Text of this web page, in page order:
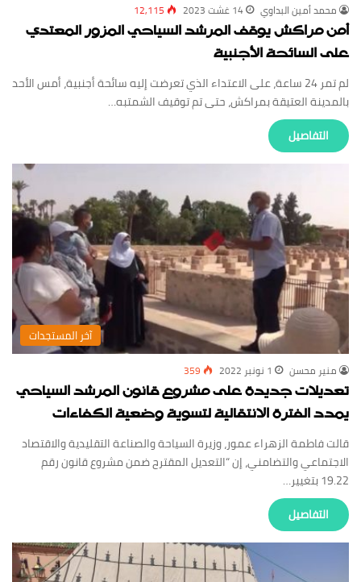
محمد أمين البداوي 14 غشت 2023 12,115
أمن مراكش يوقف المرشد السياحي المزور المعتدي
على السائحة الأجنبية
لم تمر 24 ساعة، على الاعتداء الذي تعرضت إليه سائحة أجنبية، أمس الأحد
بالمدينة العتيقة بمراكش، حتى تم توقيف الشمتبه…
‏التفاصيل
‏آخر المستجدات
منير محسن 1 نونبر 2022 359
تعديلات جديدة على مشروع قانون المرشد السياحي
يمدد الفترة الانتقالية لتسوية وضعية الكفاءات
قالت فاطمة الزهراء عمور، وزيرة السياحة والصناعة التقليدية والاقتصاد
الاجتماعي والتضامني، إن “التعديل المقترح ضمن مشروع قانون رقم
19.22 بتغيير…
‏التفاصيل